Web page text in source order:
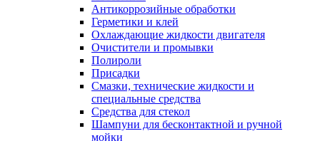
Антикоррозийные обработки
Герметики и клей
Охлаждающие жидкости двигателя
Очистители и промывки
Полироли
Присадки
Смазки, технические жидкости и
специальные средства
Средства для стекол
Шампуни для бесконтактной и ручной
мойки